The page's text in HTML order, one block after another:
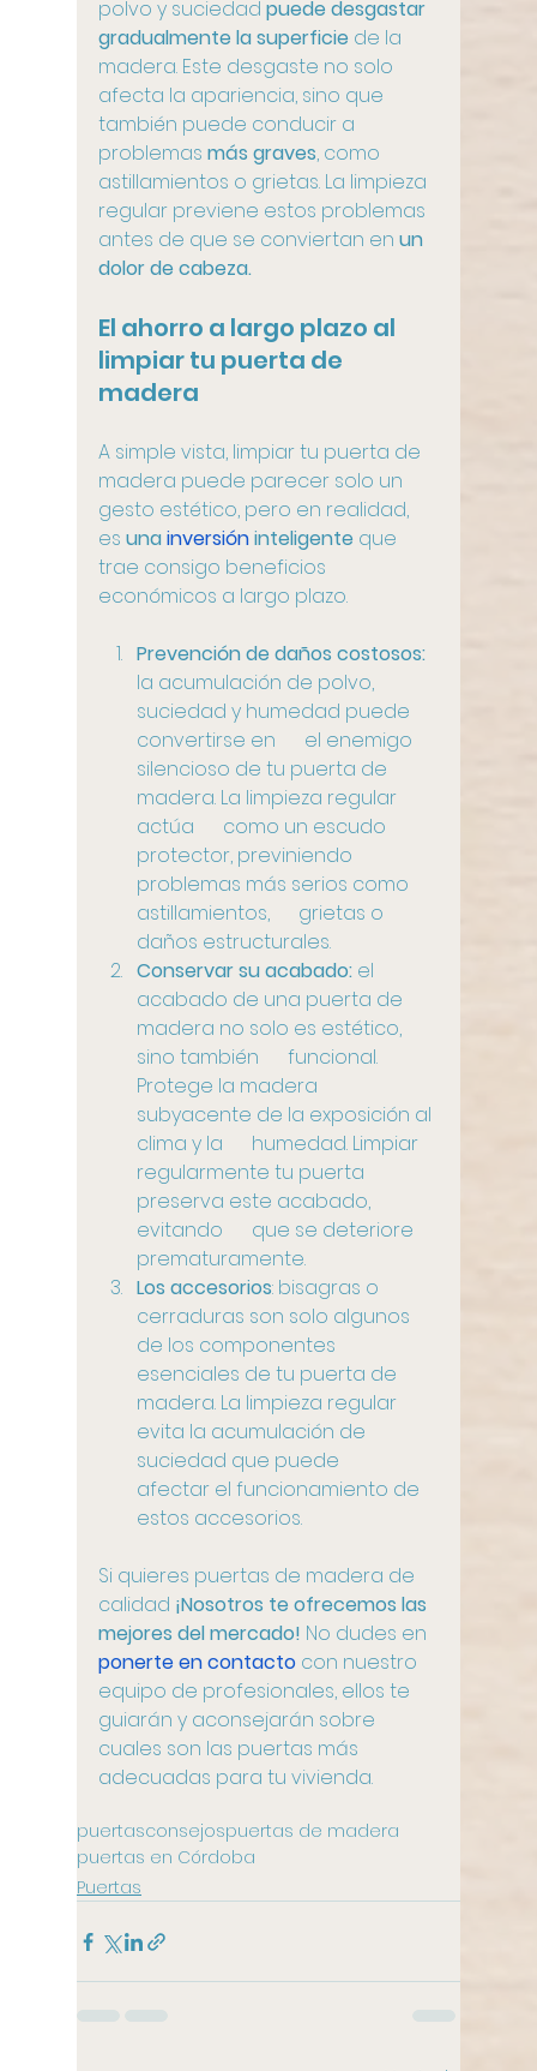
polvo y suciedad puede desgastar
gradualmente la superficie de la
madera. Este desgaste no solo
afecta la apariencia, sino que
también puede conducir a
problemas más graves, como
astillamientos o grietas. La limpieza
regular previene estos problemas
antes de que se conviertan en un
dolor de cabeza.
El ahorro a largo plazo al
limpiar tu puerta de
madera
A simple vista, limpiar tu puerta de
madera puede parecer solo un
gesto estético, pero en realidad,
es una inversión inteligente que
trae consigo beneficios
económicos a largo plazo.
Prevención de daños costosos:
la acumulación de polvo,
suciedad y humedad puede
convertirse en      el enemigo
silencioso de tu puerta de
madera. La limpieza regular
actúa      como un escudo
protector, previniendo
problemas más serios como
astillamientos,      grietas o
daños estructurales.
Conservar su acabado: el
acabado de una puerta de
madera no solo es estético,
sino también      funcional.
Protege la madera
subyacente de la exposición al
clima y la      humedad. Limpiar
regularmente tu puerta
preserva este acabado,
evitando      que se deteriore
prematuramente.
Los accesorios: bisagras o
cerraduras son solo algunos
de los componentes
esenciales de tu puerta de
madera. La limpieza regular
evita la acumulación de
suciedad que puede
afectar el funcionamiento de
estos accesorios.
Si quieres puertas de madera de
calidad ¡Nosotros te ofrecemos las
mejores del mercado! No dudes en
ponerte en contacto con nuestro
equipo de profesionales, ellos te
guiarán y aconsejarán sobre
cuales son las puertas más
adecuadas para tu vivienda.
puertasconsejospuertas de madera
puertas en Córdoba
Puertas